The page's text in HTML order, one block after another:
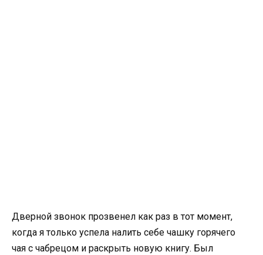
Дверной звонок прозвенел как раз в тот момент,
когда я только успела налить себе чашку горячего
чая с чабрецом и раскрыть новую книгу. Был